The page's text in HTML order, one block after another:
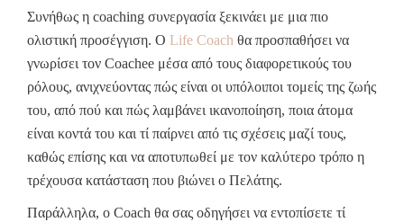
Συνήθως η coaching συνεργασία ξεκινάει με μια πιο
ολιστική προσέγγιση. Ο Life Coach θα προσπαθήσει να
γνωρίσει τον Coachee μέσα από τους διαφορετικούς του
ρόλους, ανιχνεύοντας πώς είναι οι υπόλοιποι τομείς της ζωής
του, από πού και πώς λαμβάνει ικανοποίηση, ποια άτομα
είναι κοντά του και τί παίρνει από τις σχέσεις μαζί τους,
καθώς επίσης και να αποτυπωθεί με τον καλύτερο τρόπο η
τρέχουσα κατάσταση που βιώνει ο Πελάτης.
Παράλληλα, ο Coach θα σας οδηγήσει να εντοπίσετε τί